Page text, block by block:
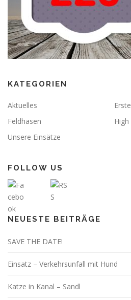
KATEGORIEN
Aktuelles
Feldhasen
Unsere Einsätze
FOLLOW US
NEUESTE BEITRÄGE
SAVE THE DATE!
Einsatz – Verkehrsunfall mit Hund
Katze in Kanal – Sandl